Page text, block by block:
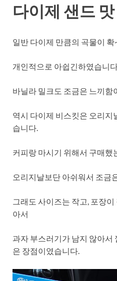
다이제 샌드 맛
일반 다이제 만큼의 곡물이
개인적으로 아쉽긴하였습니
바닐라 밀크도 조금은 느끼함
역시 다이제 비스킷은 오리지
습니다.
커피랑 마시기 위해서 구매했
오리지날보단 아쉬워서 조금
그래도 사이즈는 작고, 포장
아서
과자 부스러기가 남지 않아서
은 장점이였습니다.